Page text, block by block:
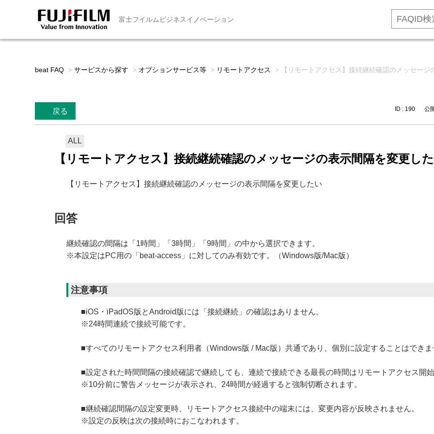
富士フイルムビジネスイノベーション
beat FAQ > サービスから探す > オプションサービス等 > リモートアクセス > 【リモートアクセス】接続継続確認のメッセー
戻る ID : 190 公
ALL
【リモートアクセス】接続継続確認のメッセージの表示間隔を変更し
【リモートアクセス】接続継続確認のメッセージの表示間隔を変更したい
回答
継続確認の間隔は「1時間」「3時間」「9時間」の中から選択できます。
※本設定はPC用の「beat-access」に対してのみ有効です。（Windows版/Mac版）
注意事項
■iOS・iPadOS版とAndroid版には「接続継続」の確認はありません。
※24時間連続で接続可能です。
■すべてのリモートアクセス利用者（Windows版 / Mac版）共通であり、個別に設定することはでき
■設定された時間間隔の接続確認で継続しても、連続で接続できる最長の時間はリモートアクセス開
※10分前に警告メッセージが表示され、24時間が経過すると強制切断されます。
■継続確認間隔の設定変更時、リモートアクセス接続中の端末には、変更内容が反映されません。
※設定の反映は次の接続時におこなわれます。